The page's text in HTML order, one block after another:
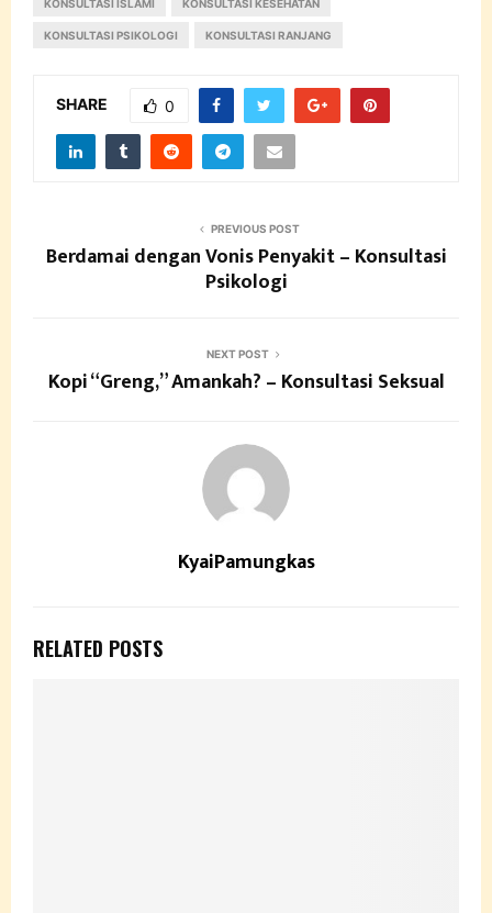
KONSULTASI ISLAMI KONSULTASI KESEHATAN
KONSULTASI PSIKOLOGI KONSULTASI RANJANG
SHARE 0
PREVIOUS POST
Berdamai dengan Vonis Penyakit – Konsultasi
Psikologi
NEXT POST
Kopi “Greng,” Amankah? – Konsultasi Seksual
KyaiPamungkas
RELATED POSTS